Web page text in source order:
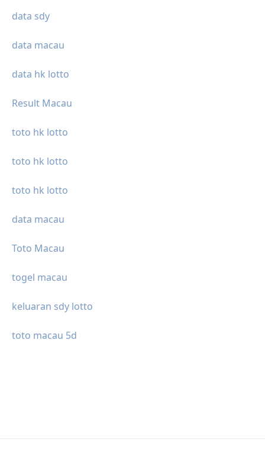
data sdy
data macau
data hk lotto
Result Macau
toto hk lotto
toto hk lotto
toto hk lotto
data macau
Toto Macau
togel macau
keluaran sdy lotto
toto macau 5d